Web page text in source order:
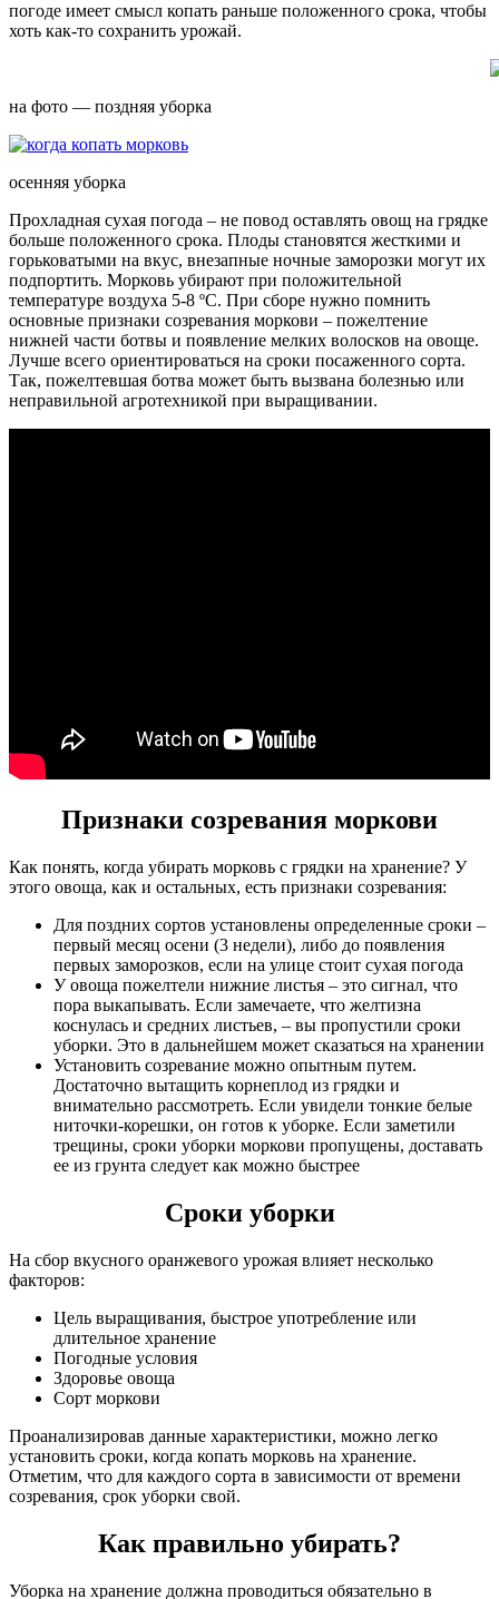
погоде имеет смысл копать раньше положенного срока, чтобы
хоть как-то сохранить урожай.
на фото — поздняя уборка
осенняя уборка
Прохладная сухая погода – не повод оставлять овощ на грядке
больше положенного срока. Плоды становятся жесткими и
горьковатыми на вкус, внезапные ночные заморозки могут их
подпортить. Морковь убирают при положительной
температуре воздуха 5-8 ºС. При сборе нужно помнить
основные признаки созревания моркови – пожелтение
нижней части ботвы и появление мелких волосков на овоще.
Лучше всего ориентироваться на сроки посаженного сорта.
Так, пожелтевшая ботва может быть вызвана болезнью или
неправильной агротехникой при выращивании.
Признаки созревания моркови
Как понять, когда убирать морковь с грядки на хранение? У
этого овоща, как и остальных, есть признаки созревания:
Для поздних сортов установлены определенные сроки –
первый месяц осени (3 недели), либо до появления
первых заморозков, если на улице стоит сухая погода
У овоща пожелтели нижние листья – это сигнал, что
пора выкапывать. Если замечаете, что желтизна
коснулась и средних листьев, – вы пропустили сроки
уборки. Это в дальнейшем может сказаться на хранении
Установить созревание можно опытным путем.
Достаточно вытащить корнеплод из грядки и
внимательно рассмотреть. Если увидели тонкие белые
ниточки-корешки, он готов к уборке. Если заметили
трещины, сроки уборки моркови пропущены, доставать
ее из грунта следует как можно быстрее
Сроки уборки
На сбор вкусного оранжевого урожая влияет несколько
факторов:
Цель выращивания, быстрое употребление или
длительное хранение
Погодные условия
Здоровье овоща
Сорт моркови
Проанализировав данные характеристики, можно легко
установить сроки, когда копать морковь на хранение.
Отметим, что для каждого сорта в зависимости от времени
созревания, срок уборки свой.
Как правильно убирать?
Уборка на хранение должна проводиться обязательно в